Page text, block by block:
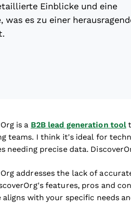
Einblicke und eine
es zu einer
is a B2B lead generation tool
teams. I think it's ideal for
needing precise data.
addresses the lack of
features, pros and
aligns with your specific needs